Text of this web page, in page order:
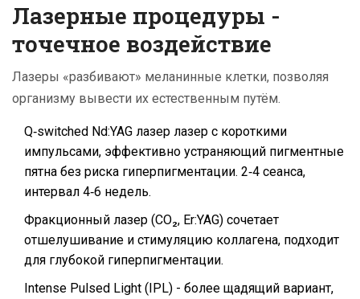
Лазерные процедуры -
точечное воздействие
Лазеры «разбивают» меланинные клетки, позволяя
организму вывести их естественным путём.
Q‑switched Nd:YAG лазер лазер с короткими
импульсами, эффективно устраняющий пигментные
пятна без риска гиперпигментации. 2‑4 сеанса,
интервал 4‑6 недель.
Фракционный лазер (CO₂, Er:YAG) сочетает
отшелушивание и стимуляцию коллагена, подходит
для глубокой гиперпигментации.
Intense Pulsed Light (IPL) - более щадящий вариант,